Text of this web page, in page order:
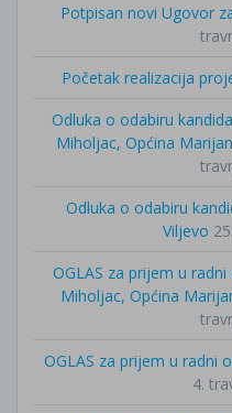
Potpisan novi Ugovor
Početak realizacija
Odluka o odabiru
Miholjac, Općina
Odluka o odabiru
Viljevo
OGLAS za prijem u
Miholjac, Općina
OGLAS za prijem u radni
4.